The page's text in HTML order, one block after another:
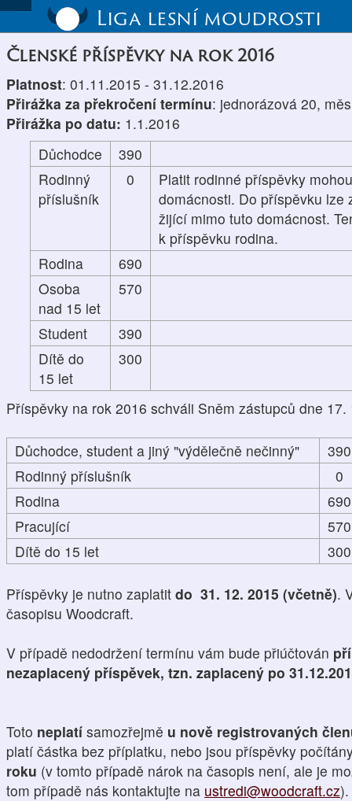
Liga lesní moudrosti
Členské příspěvky na rok 2016
Platnost: 01.11.2015 - 31.12.2016
Přirážka za překročení termínu: jednorázová 20,
Přirážka po datu: 1.1.2016
Důchodce
390
Rodinný
příslušník
0
Platit rodinné příspěvky
domácnosti. Do příspěvku lze
žijící mimo tuto domácnost.
k příspěvku rodina.
Rodina
690
Osoba
nad 15 let
570
Student
390
Dítě do
15 let
300
Příspěvky na rok 2016 schváli Sněm zástupců dne
Důchodce, student a jiný "výdělečně nečinný"
390
Rodinný příslušník
0
Rodina
690
Pracující
570
Dítě do 15 let
300
Příspěvky je nutno zaplatit do 31. 12. 2015 (včetně).
časopisu Woodcraft.
V případě nedodržení termínu vám bude přiúčtován
nezaplacený příspěvek, tzn. zaplacený po
Toto neplatí samozřejmě u nově registrovaných
platí částka bez příplatku, nebo jsou příspěvky
roku (v tomto případě nárok na časopis není, ale je
tom případě nás kontaktujte na ustredi@woodcraft.cz).